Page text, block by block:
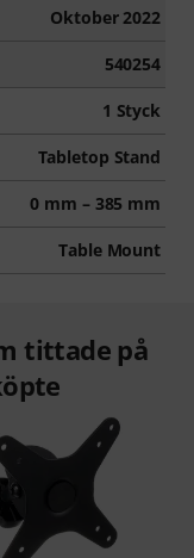
Oktober 2022
540254
1 Styck
Tabletop Stand
0 mm – 385 mm
Table Mount
tittade på